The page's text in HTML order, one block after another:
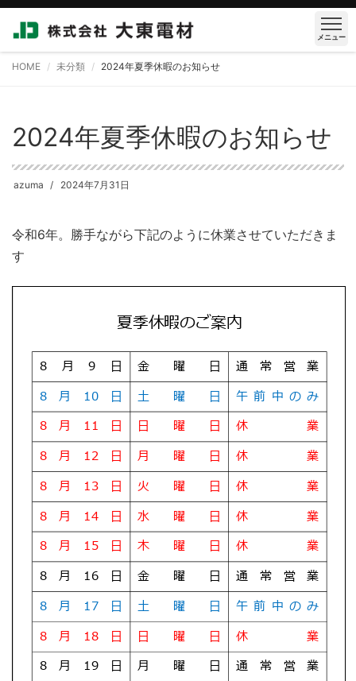
メニュー
HOME 未分類 2024年夏季休暇のお知らせ
2024年夏季休暇のお知らせ
azuma 2024年7月31日
令和6年。勝手ながら下記のように休業させていただきま
す